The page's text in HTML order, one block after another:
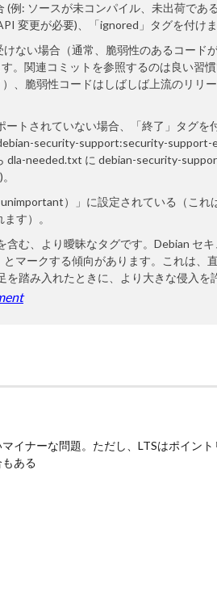
(例: ソースが未コンパイル、未出荷であ
変更が必要)、「ignored」タグを付けま
ない場合（通常、脆弱性のあるコード
。関連コミットを参照するのは良い習
、脆弱性コードはしばしば上流のリリ
ートされていない場合、「終了」タグ
security-support:security-support-
dla-needed.txt に debian-security-
）」に設定されている（これ
す）。
む、より曖昧なタグです。Debian セ
とマークする傾向があります。これは、
踏み入れたときに、より大きな侵入を
イナーな問題。ただし、LTSはポイン
ある